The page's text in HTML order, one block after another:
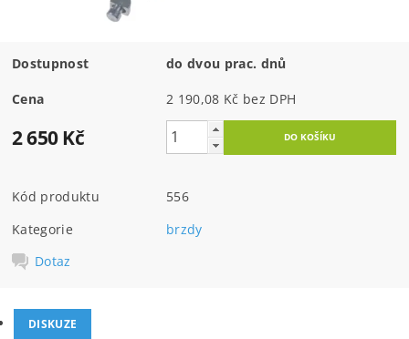
Dostupnost do dvou prac. dnů
Cena 2 190,08 Kč bez DPH
2 650 Kč
Kód produktu
556
Kategorie
brzdy
Dotaz
DISKUZE